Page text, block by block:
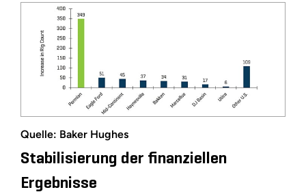
Quelle: Baker Hughes
Stabilisierung der finanziellen
Ergebnisse